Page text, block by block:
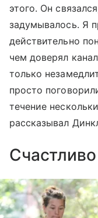
этого. Он
задумывалось. Я
действительно
чем доверял
только
просто
течение
рассказывал